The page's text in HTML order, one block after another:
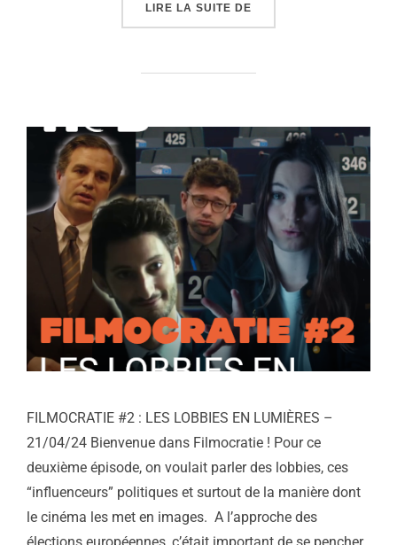
LIRE LA SUITE DE
FILMOCRATIE #2 : LES LOBBIES EN LUMIÈRES –
21/04/24 Bienvenue dans Filmocratie ! Pour ce
deuxième épisode, on voulait parler des lobbies, ces
“influenceurs” politiques et surtout de la manière dont
le cinéma les met en images. A l’approche des
élections européennes, c’était important de se pencher